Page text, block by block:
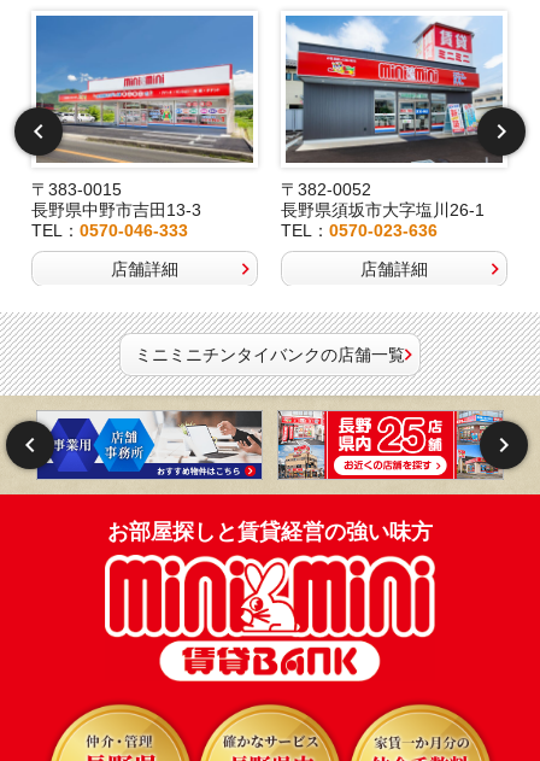
〒383-0015
長野県中野市吉田13-3
TEL： 0570-046-333
店舗詳細
〒382-0052
長野県須坂市大字塩川26-1
TEL：0570-023-636
店舗詳細
ミニミニチンタイバンクの店舗一覧
お部屋探しと賃貸経営の強い味方